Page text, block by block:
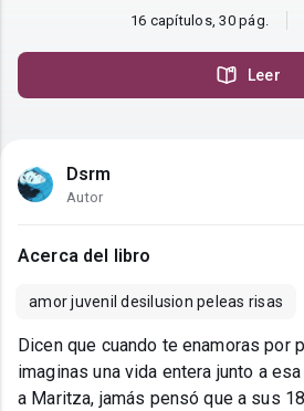
16 capítulos, 30 pág.
Leer
Dsrm
Autor
Acerca del libro
amor juvenil desilusion peleas risas
Dicen que cuando te enamoras por
imaginas una vida entera junto a
a Maritza, jamás pensó que a sus